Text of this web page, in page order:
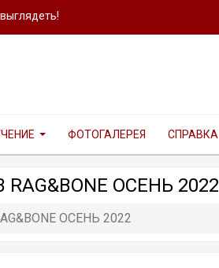
ФОТОГАЛЕРЕЯ СПРАВКА
ОСЕНЬ 2022
ОСЕНЬ 2022